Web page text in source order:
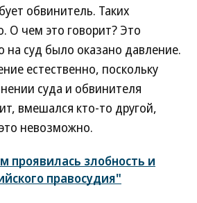
обвинитель. Таких
О чем это говорит? Это
на суд было оказано давление.
естественно, поскольку
суда и обвинителя
вмешался кто-то другой,
невозможно.
проявилась злобность и
правосудия"